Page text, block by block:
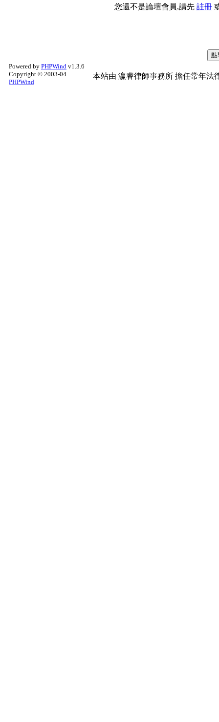
您還不是論壇會員,請先 註冊
Powered by PHPWind v1.3.6
Copyright © 2003-04
PHPWind
本站由 瀛睿律師事務所 擔任常年法